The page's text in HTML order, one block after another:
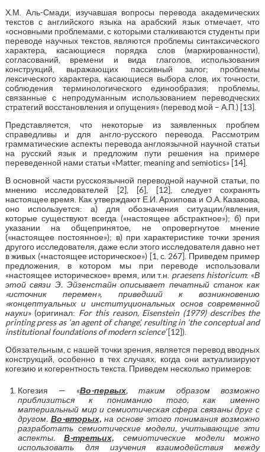
Х.М. Аль-Смади, изучавшая вопросы перевода академических
текстов с английского языка на арабский язык отмечает, что
«основными проблемами, с которыми сталкиваются студенты при
переводе научных текстов, являются проблемы синтаксического
характера, касающиеся порядка слов (маркированности),
согласований, времени и вида глаголов, использования
конструкций, выражающих пассивный залог; проблемы
лексического характера, касающиеся выбора слов, их точности,
соблюдения терминологического единообразия; проблемы,
связанные с непродуманным использованием переводческих
стратегий восстановления и опущения» (перевод мой – А.П.) [13].
Представляется, что некоторые из заявленных проблем
справедливы и для англо-русского перевода. Рассмотрим
грамматические аспекты перевода англоязычной научной статьи
на русский язык и предложим пути решения на примере
переведенной нами статьи «Matter, meaning and semiotics» [14].
В основной части русскоязычной переводной научной статьи, по
мнению исследователей [2], [6], [12], следует сохранять
настоящее время. Как утверждают Е.И. Архипова и О.А. Казакова,
оно используется: а) для обозначения ситуации/явления,
которые существуют всегда («настоящее абстрактное»); б) при
указании на общепринятое, не опровергнутое мнение
(«настоящее постоянное»); в) при характеристике точки зрения
другого исследователя, даже если этого исследователя давно нет
в живых («настоящее историческое») [1, с. 267]. Приведем пример
предложения, в котором мы при переводе использовали
«настоящее историческое» время, или т.н. praesens historicum: «В
этой связи Э. Эйзенстайн описывает печатный станок как
«источник перемен», приведший к возникновению
«концептуальных и институциональных основ современной
науки» (оригинал: For this reason, Eisenstein (1979) describes the
printing press as ‘an agent of change’, resulting in ‘the conceptual and
institutional foundations of modern science’[12]).
Обязательным, с нашей точки зрения, является перевод вводных
конструкций, особенно в тех случаях, когда они актуализируют
когезию и когерентность текста. Приведем несколько примеров:
Когезия — «Во-первых, таким образом возможно
приблизиться к пониманию того, как именно
материальный мир и семиотическая сфера связаны друг с
другом. Во-вторых,на основе этого понимания возможно
разработать семиотические модели, учитывающие эти
аспекты.В-третьих, семиотические модели можно
использовать для изучения взаимодействия между